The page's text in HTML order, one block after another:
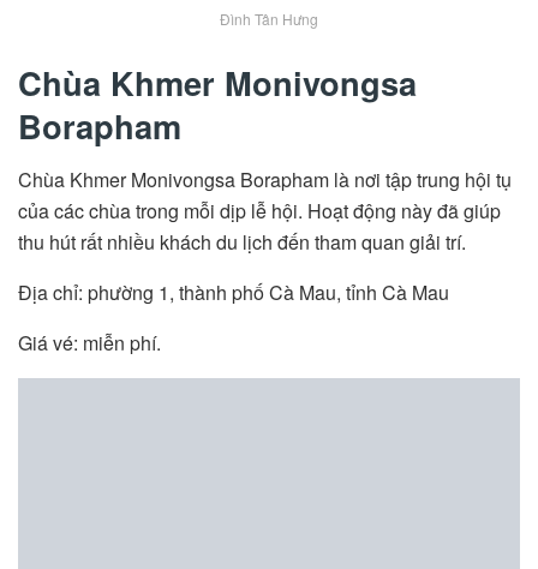
Đình Tân Hưng
Chùa Khmer Monivongsa
Borapham
Chùa Khmer Monivongsa Borapham là nơi tập trung hội tụ
của các chùa trong mỗi dịp lễ hội. Hoạt động này đã giúp
thu hút rất nhiều khách du lịch đến tham quan giải trí.
Địa chỉ: phường 1, thành phố Cà Mau, tỉnh Cà Mau
Giá vé: miễn phí.